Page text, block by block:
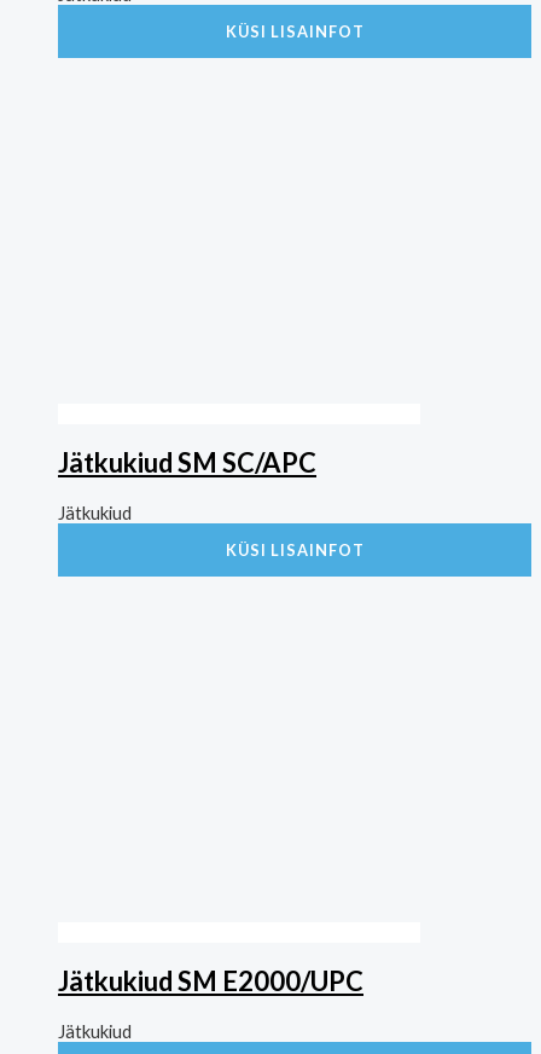
KÜSI LISAINFOT
Jätkukiud SM SC/APC
Jätkukiud
KÜSI LISAINFOT
Jätkukiud SM E2000/UPC
Jätkukiud